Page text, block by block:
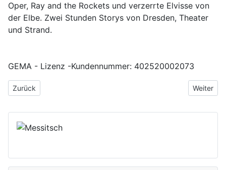
Oper, Ray and the Rockets und verzerrte Elvisse von
der Elbe. Zwei Stunden Storys von Dresden, Theater
und Strand.
GEMA - Lizenz -Kundennummer: 402520002073
Vorheriger Beitrag: 18. Sendung - Heldenstadt.Anders
Zurück Nächster
Weiter